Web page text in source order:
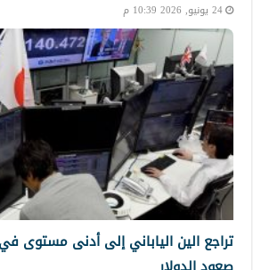
24 يونيو, 2026 10:39 م